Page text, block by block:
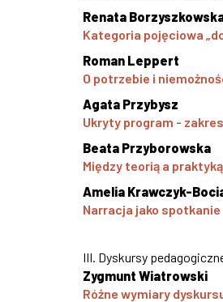
Renata
Kategoria pojęciowa
Roman Leppert
O potrzebie i
Agata Przybysz
Ukryty program -
Beata Przyborowska
Między teorią a
Amelia Krawczyk-
Narracja jako spotkanie
III. Dyskursy
Zygmunt Wiatrowski
Różne wymiary